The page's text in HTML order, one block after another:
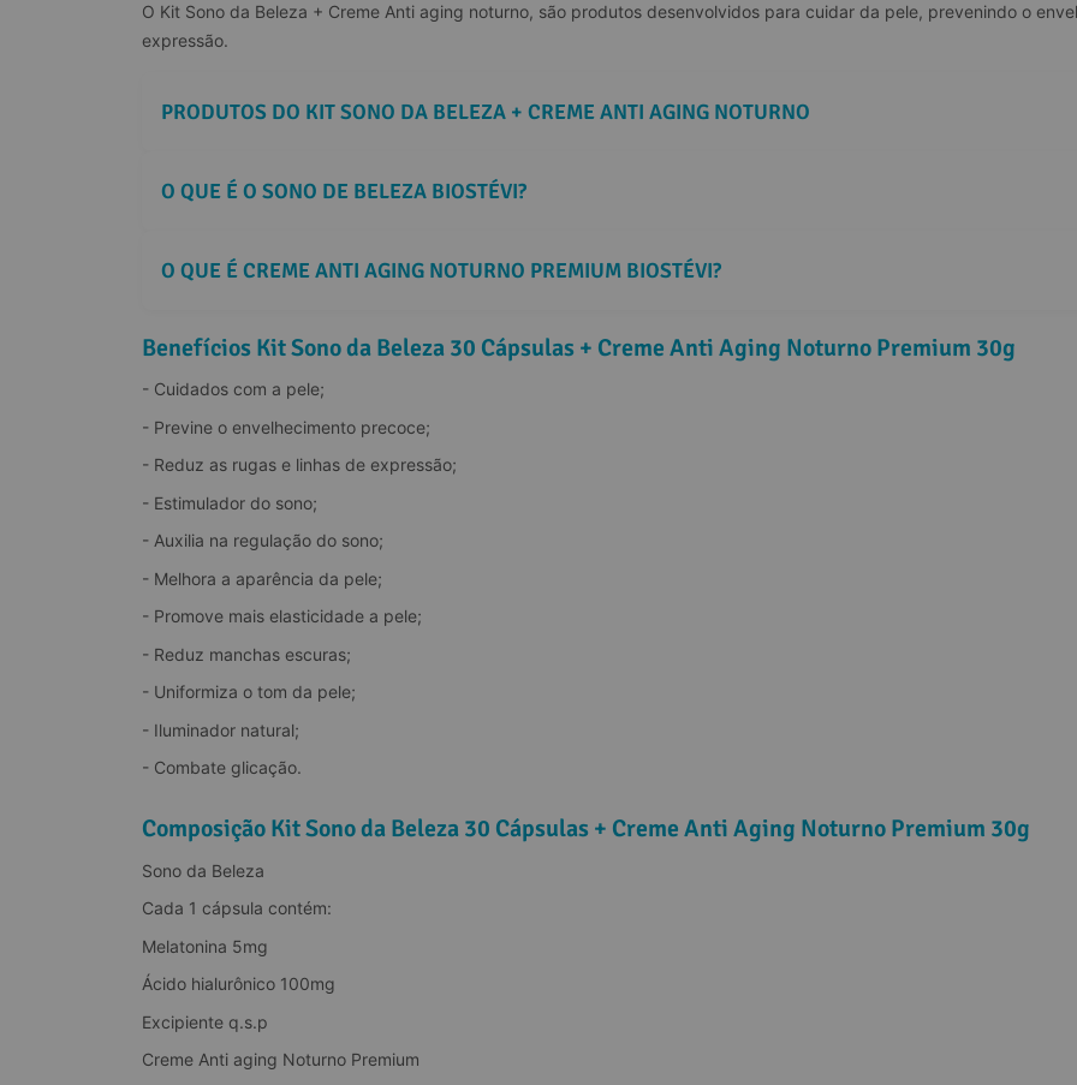
O Kit Sono da Beleza + Creme Anti aging noturno, são produtos desenvolvidos para cuidar da pele, prevenindo o
expressão.
PRODUTOS DO KIT SONO DA BELEZA + CREME ANTI AGING NOTURNO
Melatonina:
Ácido Hialurônico:
O Evenskin:
O Arbutin:
O QUE É O SONO DE BELEZA BIOSTÉVI?
O QUE É CREME ANTI AGING NOTURNO PREMIUM BIOSTÉVI?
Benefícios Kit Sono da Beleza 30 Cápsulas + Creme Anti Aging Noturno Premium 30g
- Cuidados com a pele;
- Previne o envelhecimento precoce;
- Reduz as rugas e linhas de expressão;
- Estimulador do sono;
- Auxilia na regulação do sono;
- Melhora a aparência da pele;
- Promove mais elasticidade a pele;
- Reduz manchas escuras;
- Uniformiza o tom da pele;
- Iluminador natural;
- Combate glicação.
Composição Kit Sono da Beleza 30 Cápsulas + Creme Anti Aging Noturno Premium 30g
Sono da Beleza
Cada 1 cápsula contém:
Melatonina 5mg
Ácido hialurônico 100mg
Excipiente q.s.p
Creme Anti aging Noturno Premium